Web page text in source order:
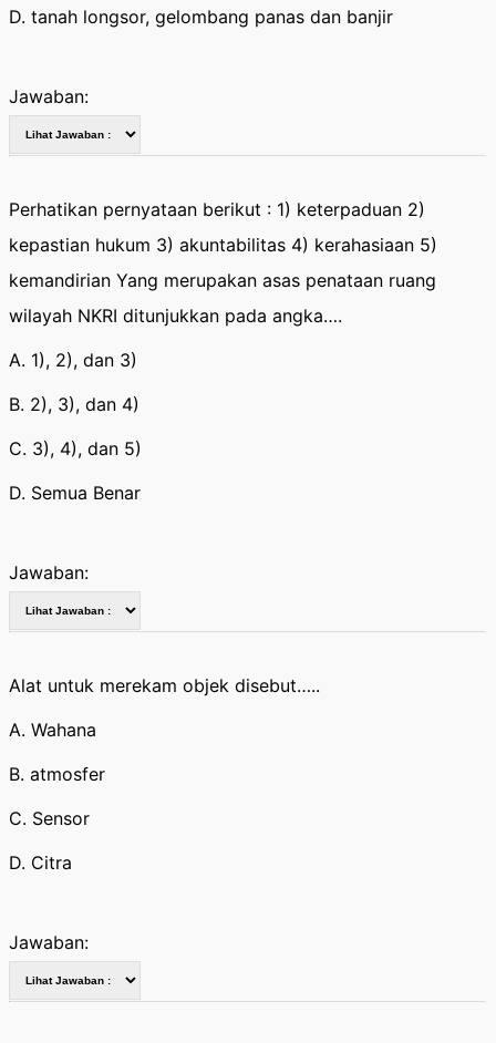
D. tanah longsor, gelombang panas dan banjir
Jawaban:
Perhatikan pernyataan berikut : 1) keterpaduan 2)
kepastian hukum 3) akuntabilitas 4) kerahasiaan 5)
kemandirian Yang merupakan asas penataan ruang
wilayah NKRI ditunjukkan pada angka….
A. 1), 2), dan 3)
B. 2), 3), dan 4)
C. 3), 4), dan 5)
D. Semua Benar
Jawaban:
Alat untuk merekam objek disebut…..
A. Wahana
B. atmosfer
C. Sensor
D. Citra
Jawaban: